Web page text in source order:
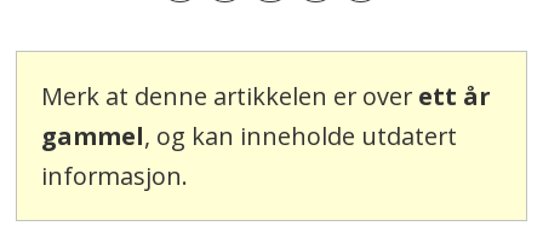
Merk at denne artikkelen er over ett år
gammel, og kan inneholde utdatert
informasjon.